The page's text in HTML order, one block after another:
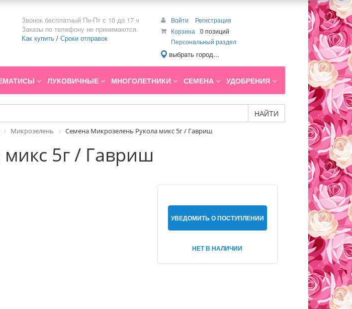
Звонок бесплатный Пн-Пт с 10 до 17 ч
Заказы по телефону не принимаются.
Как купить / Сроки отправок
Войти
Регистрация
Корзина
0 позиций
Персональный раздел
выбрать город...
ЛУКОВИЧНЫЕ МНОГОЛЕТНИКИ СЕМЕНА УДОБРЕНИЯ
НАЙТИ
Микрозелень Семена Микрозелень Рукола микс 5г / Гавриш
5г / Гавриш
УВЕДОМИТЬ О ПОСТУПЛЕНИИ
НЕТ В НАЛИЧИИ